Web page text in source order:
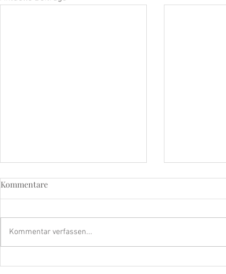
LSF – Der wichtigste Anti-
Refining
Kommentare
Kommentar verfassen...